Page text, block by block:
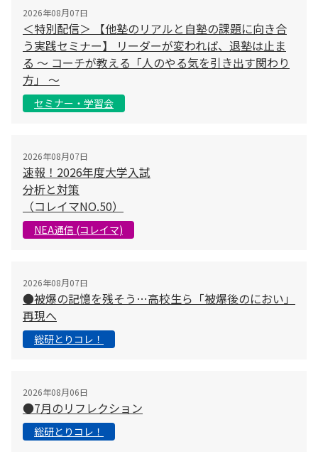
2026年08月07日
＜特別配信＞ 【他塾のリアルと自塾の課題に向き合
う実践セミナー】 リーダーが変われば、退塾は止ま
る 〜 コーチが教える「人のやる気を引き出す関わり
方」 〜
セミナー・学習会
2026年08月07日
速報！2026年度大学入試
分析と対策
（コレイマNO.50）
NEA通信 (コレイマ)
2026年08月07日
●被爆の記憶を残そう…高校生ら「被爆後のにおい」
再現へ
総研とりコレ！
2026年08月06日
●7月のリフレクション
総研とりコレ！